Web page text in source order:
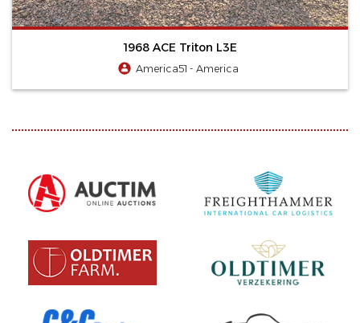
1968 ACE Triton L3E
America51 - America